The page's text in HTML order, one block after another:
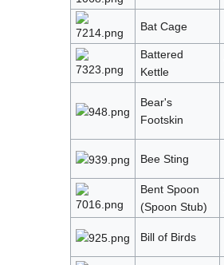
Bat Cage
Battered
Kettle
Bear's
Footskin
Bee Sting
Bent Spoon
(Spoon Stub)
Bill of Birds